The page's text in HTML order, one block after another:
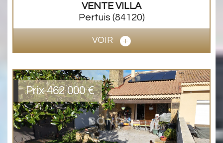
VENTE VILLA
Pertuis (84120)
VOIR
Prix 462 000 €